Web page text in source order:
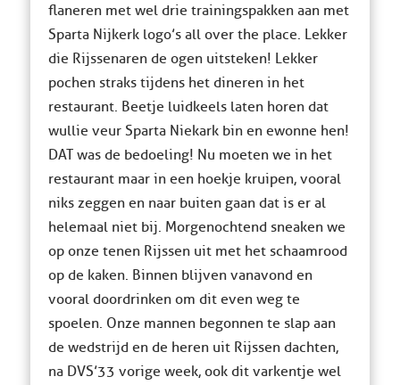
flaneren met wel drie trainingspakken aan met
Sparta Nijkerk logo’s all over the place. Lekker
die Rijssenaren de ogen uitsteken! Lekker
pochen straks tijdens het dineren in het
restaurant. Beetje luidkeels laten horen dat
wullie veur Sparta Niekark bin en ewonne hen!
DAT was de bedoeling! Nu moeten we in het
restaurant maar in een hoekje kruipen, vooral
niks zeggen en naar buiten gaan dat is er al
helemaal niet bij. Morgenochtend sneaken we
op onze tenen Rijssen uit met het schaamrood
op de kaken. Binnen blijven vanavond en
vooral doordrinken om dit even weg te
spoelen. Onze mannen begonnen te slap aan
de wedstrijd en de heren uit Rijssen dachten,
na DVS’33 vorige week, ook dit varkentje wel